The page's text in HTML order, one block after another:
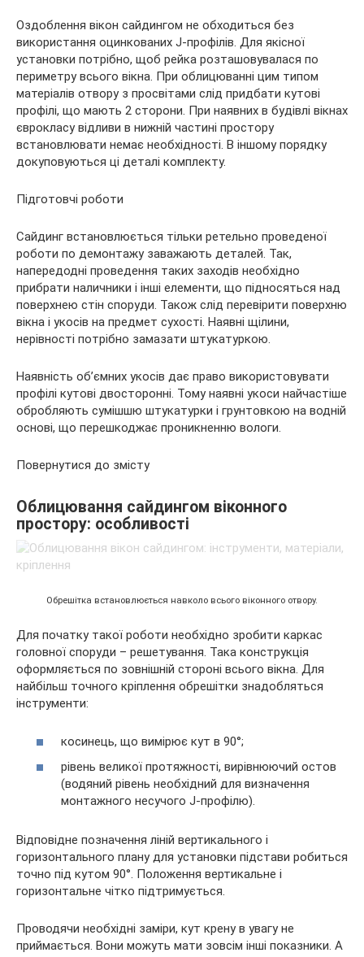
Оздоблення вікон сайдингом не обходиться без
використання оцинкованих J-профілів. Для якісної
установки потрібно, щоб рейка розташовувалася по
периметру всього вікна. При облицюванні цим типом
матеріалів отвору з просвітами слід придбати кутові
профілі, що мають 2 сторони. При наявних в будівлі вікнах
єврокласу відливи в нижній частині простору
встановлювати немає необхідності. В іншому порядку
докуповуються ці деталі комплекту.
Підготовчі роботи
Сайдинг встановлюється тільки ретельно проведеної
роботи по демонтажу заважають деталей. Так,
напередодні проведення таких заходів необхідно
прибрати наличники і інші елементи, що підносяться над
поверхнею стін споруди. Також слід перевірити поверхню
вікна і укосів на предмет сухості. Наявні щілини,
нерівності потрібно замазати штукатуркою.
Наявність об’ємних укосів дає право використовувати
профілі кутові двосторонні. Тому наявні укоси найчастіше
обробляють сумішшю штукатурки і грунтовкою на водній
основі, що перешкоджає проникненню вологи.
Повернутися до змісту
Облицювання сайдингом віконного
простору: особливості
Обрешітка встановлюється навколо всього віконного отвору.
Для початку такої роботи необхідно зробити каркас
головної споруди – решетування. Така конструкція
оформляється по зовнішній стороні всього вікна. Для
найбільш точного кріплення обрешітки знадобляться
інструменти:
косинець, що вимірює кут в 90°;
рівень великої протяжності, вирівнюючий остов
(водяний рівень необхідний для визначення
монтажного несучого J-профілю).
Відповідне позначення ліній вертикального і
горизонтального плану для установки підстави робиться
точно під кутом 90°. Положення вертикальне і
горизонтальне чітко підтримується.
Проводячи необхідні заміри, кут крену в увагу не
приймається. Вони можуть мати зовсім інші показники. А